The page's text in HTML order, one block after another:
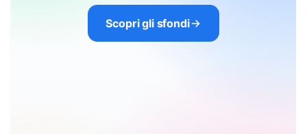
Scopri gli sfondi